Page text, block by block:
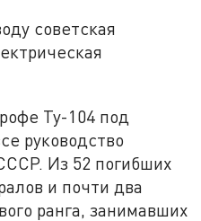
советская
Ту-104 под
руководство
Из 52 погибших
и почти два
ранга, занимавших